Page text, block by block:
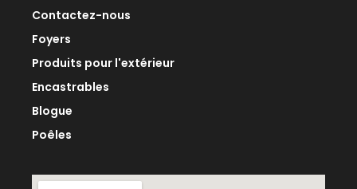
Contactez-nous
Foyers
Produits pour l'extérieur
Encastrables
Blogue
Poêles